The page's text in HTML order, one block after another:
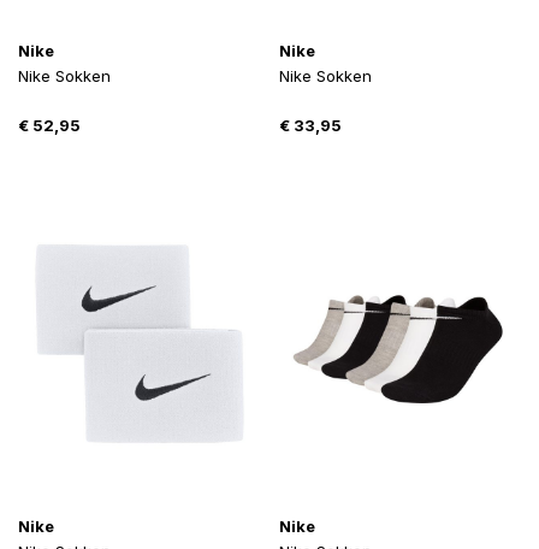
Nike
Nike Sokken
€ 52,95
Nike
Nike Sokken
€33,95
Nike
Nike